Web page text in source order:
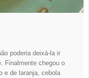
poderia deixá-la ir
Finalmente chegou o
e de laranja, cebola